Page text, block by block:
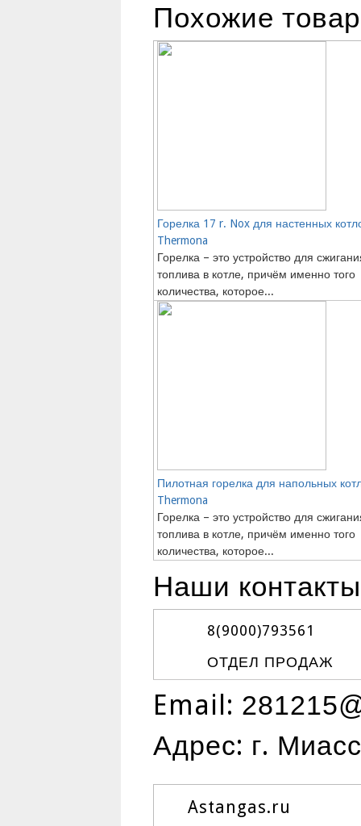
Похожие
Горелка 17 r. Nox для настенных
Thermona
Горелка – это устройство для
топлива в котле, причём именно того
количества, которое...
Пилотная горелка для напольных
Thermona
Горелка – это устройство для
топлива в котле, причём именно того
количества, которое...
Наши контакты
8(9000)793561
ОТДЕЛ ПРОДАЖ
Email:
Адрес: г.
Astangas.ru